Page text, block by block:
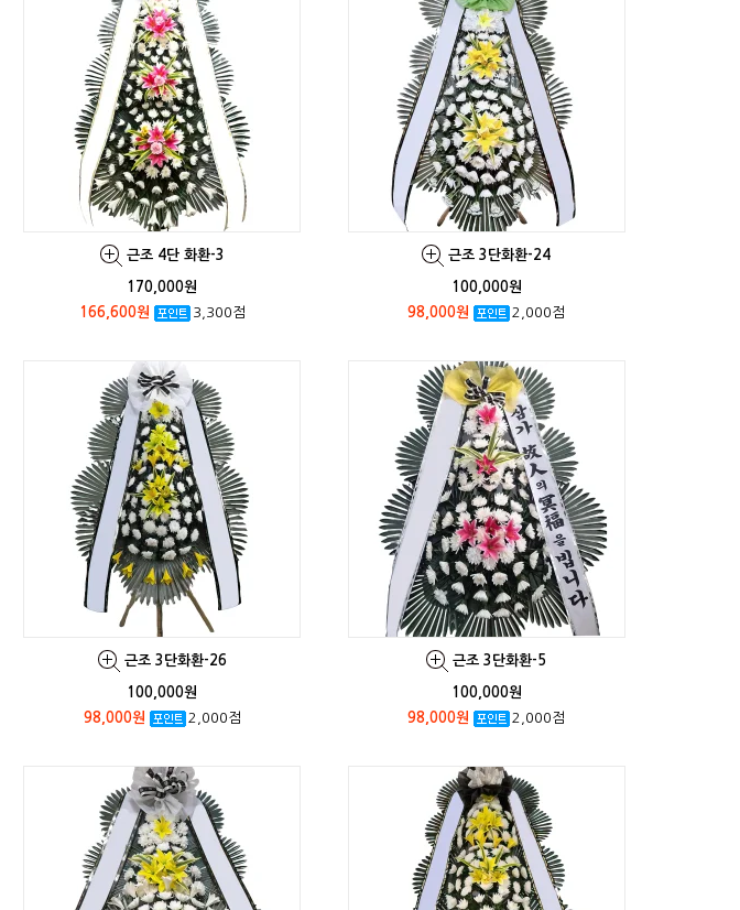
근조 4단 화환-3
170,000원
166,600원
3,300점
근조 3단화환-24
100,000원
98,000원
2,000점
근조 3단화환-26
100,000원
98,000원
2,000점
근조 3단화환-5
100,000원
98,000원
2,000점